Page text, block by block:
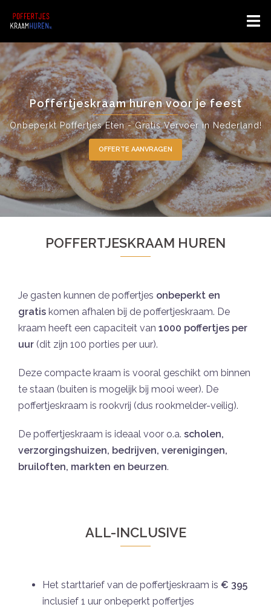
Spring
naar
inhoud
Poffertjeskraam huren voor je feest
Onbeperkt Poffertjes Eten - Gratis Vervoer in Nederland!
OFFERTE AANVRAGEN
POFFERTJESKRAAM HUREN
Je gasten kunnen de poffertjes onbeperkt en
gratis komen afhalen bij de poffertjeskraam. De
kraam heeft een capaciteit van 1000 poffertjes per
uur (dit zijn 100 porties per uur).
Deze compacte kraam is vooral geschikt om binnen
te staan (buiten is mogelijk bij mooi weer). De
poffertjeskraam is rookvrij (dus rookmelder-veilig).
De poffertjeskraam is ideaal voor o.a. scholen,
verzorgingshuizen, bedrijven, verenigingen,
bruiloften, markten en beurzen.
ALL-INCLUSIVE
Het starttarief van de poffertjeskraam is € 395
inclusief 1 uur onbeperkt poffertjes